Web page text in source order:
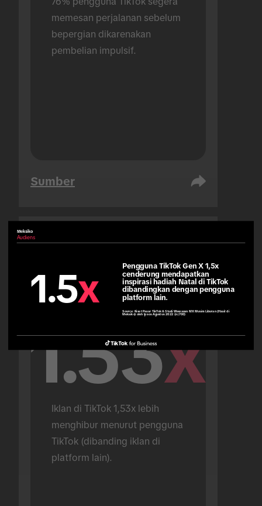
memesan perjalanan sebelum
bepergian dikarenakan
pembelian impulsif.
Sumber
Uni Emirat Arab
1.53x
Iklan di TikTok 1,53x lebih
menghibur menurut pengguna
TikTok (dibanding iklan di
platform lain).
Meksiko
Audiens
1.5x
Pengguna TikTok Gen X 1,5x
cenderung mendapatkan
inspirasi hadiah Natal di TikTok
dibandingkan dengan pengguna
platform lain.
Source: Riset Pasar TikTok & Studi Wawasan MX Musim Liburan (Hasil di
Meksiko) oleh Ipsos Agustus 2022 (n=700)